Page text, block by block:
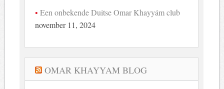
Een onbekende Duitse Omar Khayyám club
november 11, 2024
OMAR KHAYYAM BLOG